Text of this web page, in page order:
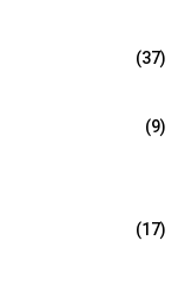
(37)
(9)
(17)